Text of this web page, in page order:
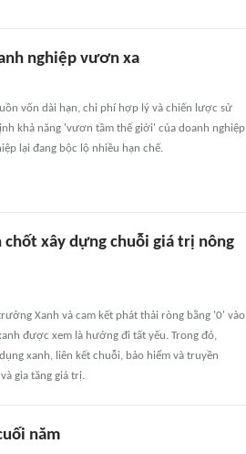
nghiệp vươn xa
vốn dài hạn, chi phí hợp lý và chiến lược sử
khả năng 'vươn tầm thế giới' của doanh nghiệp
lại đang bộc lộ nhiều hạn chế.
xây dựng chuỗi giá trị nông
Xanh và cam kết phát thải ròng bằng '0' vào
được xem là hướng đi tất yếu. Trong đó,
xanh, liên kết chuỗi, bảo hiểm và truyền
gia tăng giá trị.
năm